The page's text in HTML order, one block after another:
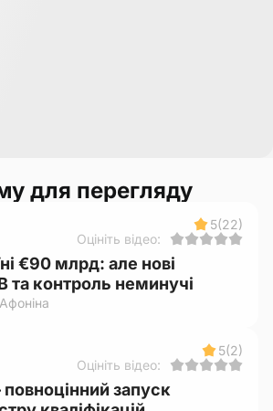
для перегляду
5(22)
Оцініть відео:
€90 млрд: але нові
та контроль неминучі
5(2)
Оцініть відео:
запуск